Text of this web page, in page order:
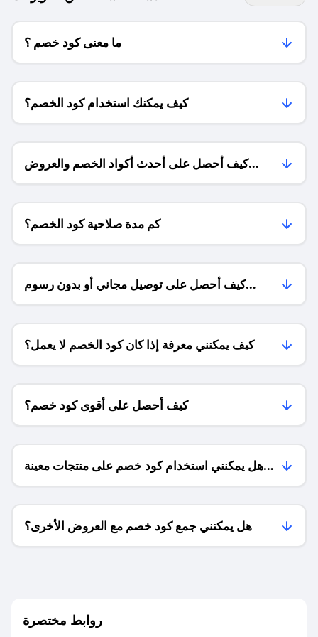
ما معنى كود خصم ؟
كيف يمكنك استخدام كود الخصم؟
كيف أحصل على أحدث أكواد الخصم والعروض
للمتاجر؟
كم مدة صلاحية كود الخصم؟
كيف أحصل على توصيل مجاني أو بدون رسوم
الشحن ؟
كيف يمكنني معرفة إذا كان كود الخصم لا يعمل؟
كيف أحصل على أقوى كود خصم؟
هل يمكنني استخدام كود خصم على منتجات معينة
فقط؟
هل يمكنني جمع كود خصم مع العروض الأخرى؟
روابط مختصرة